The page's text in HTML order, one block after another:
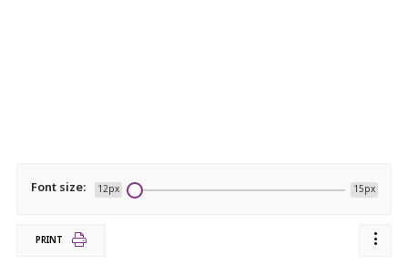
Font size: 12px 15px
PRINT